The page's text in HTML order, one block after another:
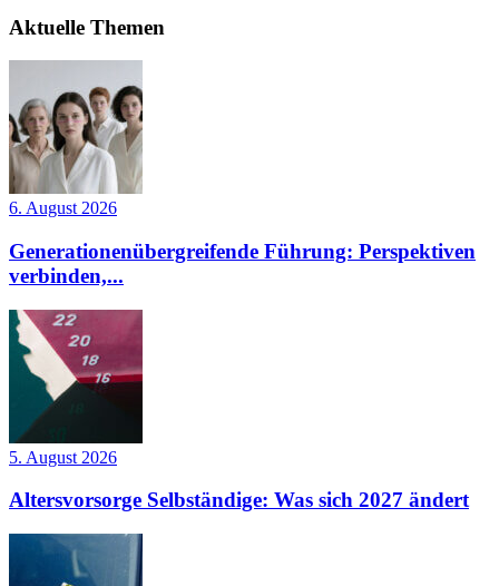
Aktuelle Themen
6. August 2026
Generationenübergreifende Führung: Perspektiven
verbinden,...
5. August 2026
Altersvorsorge Selbständige: Was sich 2027 ändert